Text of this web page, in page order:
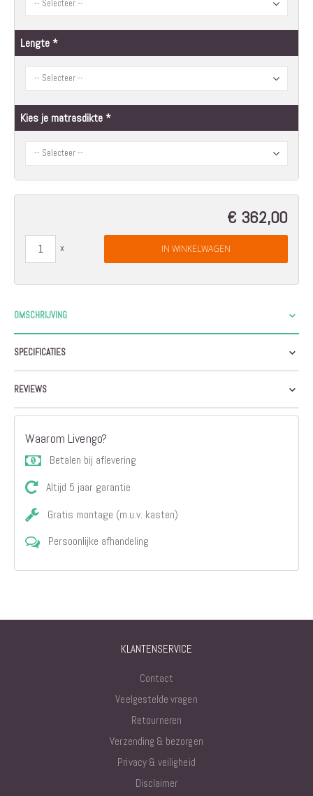
Lengte
Kies je matrasdikte
€ 362,00
IN WINKELWAGEN
OMSCHRIJVING
SPECIFICATIES
REVIEWS
Waarom Livengo?
Betalen bij aflevering
Altijd 5 jaar garantie
Gratis montage (m.u.v. kasten)
Persoonlijke afhandeling
KLANTENSERVICE
Contact
Veelgestelde vragen
Retourneren
Verzending & bezorgen
Privacy & veiligheid
Disclaimer